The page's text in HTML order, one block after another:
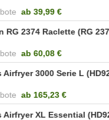
ab 39,99 €
RG 2374 Raclette (RG
ab 60,08 €
Airfryer 3000 Serie L
ab 165,23 €
Airfryer XL Essential